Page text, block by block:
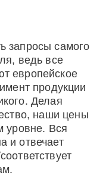
запросы самого
ведь все
европейское
продукции
Делая
наши цены
уровне. Вся
и отвечает